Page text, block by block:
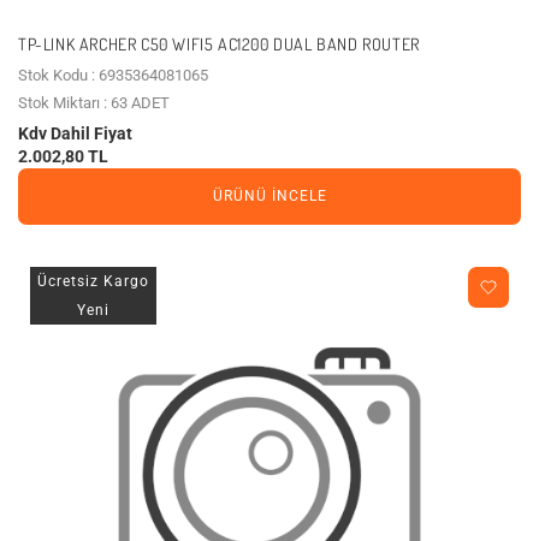
TP-LINK ARCHER C50 WIFI5 AC1200 DUAL BAND ROUTER
Stok Kodu : 6935364081065
Stok Miktarı : 63 ADET
Kdv Dahil Fiyat
2.002,80 TL
ÜRÜNÜ İNCELE
Ücretsiz Kargo
Yeni